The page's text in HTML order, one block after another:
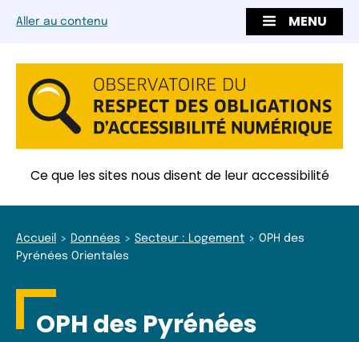
Aller au contenu MENU
Ce que les sites nous disent de leur accessibilité
Accueil Données Secteur : Logement
OPH des
Pyrénées Orientales
OPH des Pyrénées